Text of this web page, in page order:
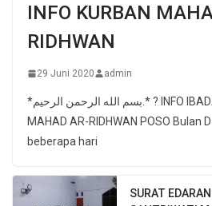
INFO KURBAN
RIDHWAN
29 Juni 2020 admin
*بسم الله الرحمن الرحيم.* ? INFO IBADAH KURBAN 1441 H
MAHAD AR-RIDHWAN POSO Bulan
beberapa hari
SURAT